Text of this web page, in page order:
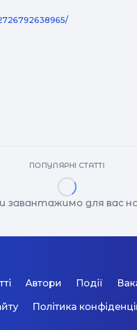
ПОПУЛЯРНІ СТАТТІ
завантажимо для вас
Автори Події
Політика